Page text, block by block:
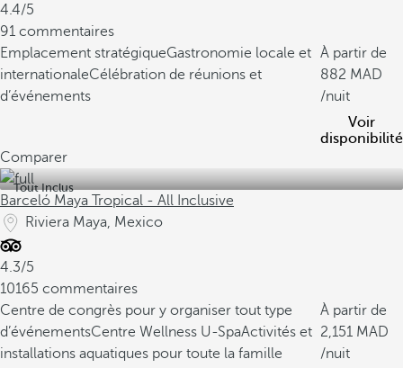
4.4/5
91 commentaires
Emplacement stratégiqueGastronomie locale et
internationaleCélébration de réunions et
d’événements
À partir de
882
/nuit
Voir
disponibilité
Comparer
Tout Inclus
Barceló Maya Tropical - All Inclusive
Riviera Maya, Mexico
4.3/5
10165 commentaires
Centre de congrès pour y organiser tout type
d’événementsCentre Wellness U-SpaActivités et
installations aquatiques pour toute la famille
À partir de
2,151
/nuit